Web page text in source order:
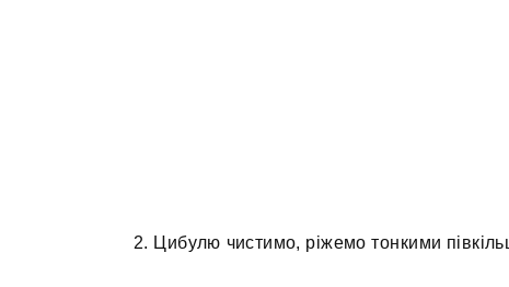
2. Цибулю чистимо, ріжемо тонкими